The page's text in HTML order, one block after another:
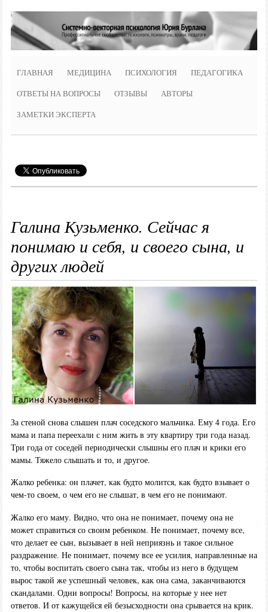
ГЛАВНАЯ МЕДИЦИНА ПСИХОЛОГИЯ ПЕДАГОГИКА
ОТВЕТЫ НА ВОПРОСЫ ОТЗЫВЫ АВТОРЫ
ЗАМЕТКИ ЭКСПЕРТА
Галина Кузьменко. Сейчас я
понимаю и себя, и своего сына, и
других людей
За стеной снова слышен плач соседского мальчика. Ему 4 года. Его
мама и папа переехали с ним жить в эту квартиру три года назад.
Три года от соседей периодически слышны его плач и крики его
мамы. Тяжело слышать и то, и другое.
Жалко ребенка: он плачет, как будто молится, как будто взывает о
чем-то своем, о чем его не слышат, в чем его не понимают.
Жалко его маму. Видно, что она не понимает, почему она не
может справиться со своим ребенком. Не понимает, почему все,
что делает ее сын, вызывает в ней неприязнь и такое сильное
раздражение. Не понимает, почему все ее усилия, направленные на
то, чтобы воспитать своего сына так, чтобы из него в будущем
вырос такой же успешный человек, как она сама, заканчиваются
скандалами. Одни вопросы! Вопросы, на которые у нее нет
ответов. И от кажущейся ей безысходности она срывается на крик.